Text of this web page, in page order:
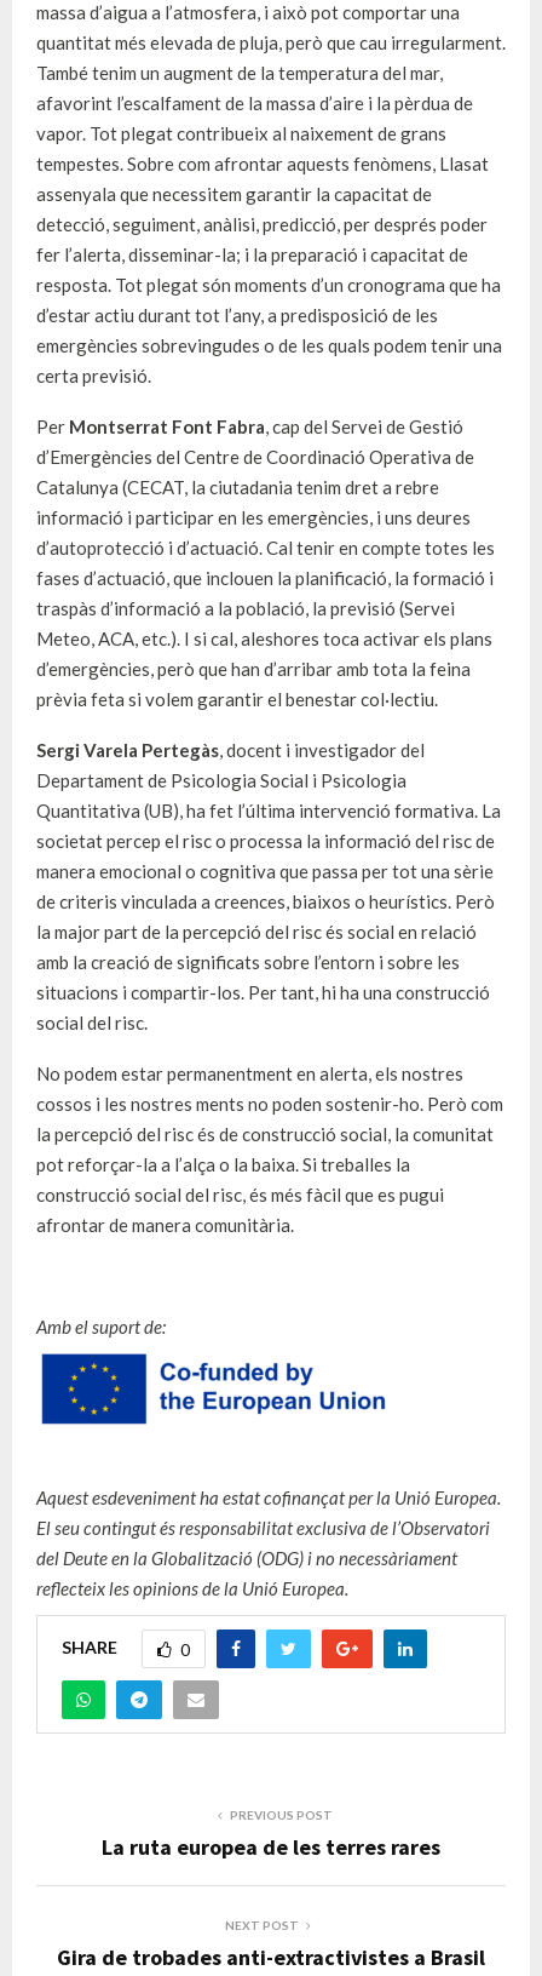
massa d’aigua a l’atmosfera, i això pot comportar una
quantitat més elevada de pluja, però que cau irregularment.
També tenim un augment de la temperatura del mar,
afavorint l’escalfament de la massa d’aire i la pèrdua de
vapor. Tot plegat contribueix al naixement de grans
tempestes. Sobre com afrontar aquests fenòmens, Llasat
assenyala que necessitem garantir la capacitat de
detecció, seguiment, anàlisi, predicció, per després poder
fer l’alerta, disseminar-la; i la preparació i capacitat de
resposta. Tot plegat són moments d’un cronograma que ha
d’estar actiu durant tot l’any, a predisposició de les
emergències sobrevingudes o de les quals podem tenir una
certa previsió.
Per Montserrat Font Fabra, cap del Servei de Gestió
d’Emergències del Centre de Coordinació Operativa de
Catalunya (CECAT, la ciutadania tenim dret a rebre
informació i participar en les emergències, i uns deures
d’autoprotecció i d’actuació. Cal tenir en compte totes les
fases d’actuació, que inclouen la planificació, la formació i
traspàs d’informació a la població, la previsió (Servei
Meteo, ACA, etc.). I si cal, aleshores toca activar els plans
d’emergències, però que han d’arribar amb tota la feina
prèvia feta si volem garantir el benestar col·lectiu.
Sergi Varela Pertegàs, docent i investigador del
Departament de Psicologia Social i Psicologia
Quantitativa (UB), ha fet l’última intervenció formativa. La
societat percep el risc o processa la informació del risc de
manera emocional o cognitiva que passa per tot una sèrie
de criteris vinculada a creences, biaixos o heurístics. Però
la major part de la percepció del risc és social en relació
amb la creació de significats sobre l’entorn i sobre les
situacions i compartir-los. Per tant, hi ha una construcció
social del risc.
No podem estar permanentment en alerta, els nostres
cossos i les nostres ments no poden sostenir-ho. Però com
la percepció del risc és de construcció social, la comunitat
pot reforçar-la a l’alça o la baixa. Si treballes la
construcció social del risc, és més fàcil que es pugui
afrontar de manera comunitària.
Amb el suport de:
Aquest esdeveniment ha estat cofinançat per la Unió Europea.
El seu contingut és responsabilitat exclusiva de l’Observatori
del Deute en la Globalització (ODG) i no necessàriament
reflecteix les opinions de la Unió Europea.
SHARE 0
PREVIOUS POST
La ruta europea de les terres rares
NEXT POST
Gira de trobades anti-extractivistes a Brasil